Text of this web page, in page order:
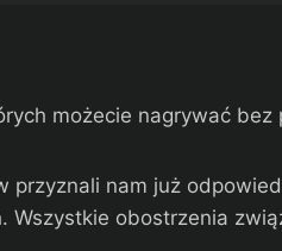
możecie nagrywać bez
przyznali nam już
Wszystkie obostrzenia